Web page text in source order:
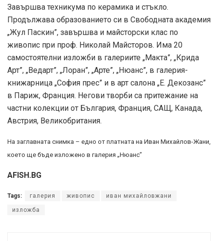
Завършва техникума по керамика и стъкло.
Продължава образованието си в Свободната академия
„Жул Паскин”, завършва и майсторски клас по
живопис при проф. Николай Майсторов. Има 20
самостоятелни изложби в галериите „Макта”, „Крида
Арт”, „Ведарт”, „Лоран”, „Арте”, „Нюанс”, в галерия-
книжарница „София прес” и в арт салона „Е. Декозанс”
в Париж, Франция. Негови творби са притежание на
частни колекции от България, Франция, САЩ, Канада,
Австрия, Великобритания.
На заглавната снимка – едно от платната на Иван Михайлов-Жани,
което ще бъде изложено в галерия „Нюанс”
AFISH.BG
Tags: галерия живопис иван михайловжани
изложба